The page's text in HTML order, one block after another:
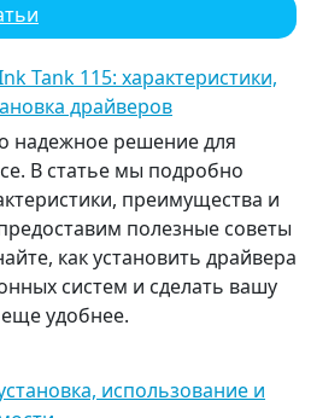
Tank 115: характеристики,
драйверов
надежное решение для
В статье мы подробно
преимущества и
полезные советы
как установить драйвера
систем и сделать вашу
удобнее.
использование и